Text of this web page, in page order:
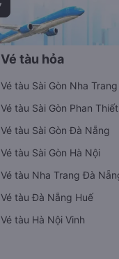
Vé tàu hỏa
Vé tàu Sài Gòn Nha Trang
Vé tàu Sài Gòn Phan Thiết
Vé tàu Sài Gòn Đà Nẵng
Vé tàu Sài Gòn Hà Nội
Vé tàu Nha Trang Đà
Vé tàu Đà Nẵng Huế
Vé tàu Hà Nội Vinh